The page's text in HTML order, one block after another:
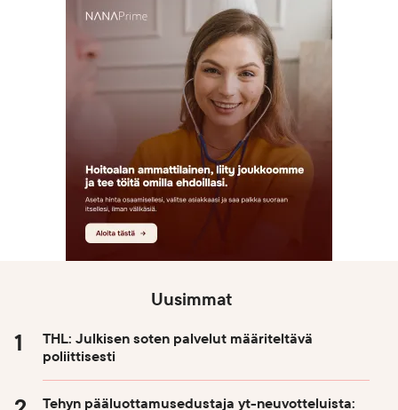
Uusimmat
THL: Julkisen soten palvelut määriteltävä
poliittisesti
Tehyn pääluottamusedustaja yt-neuvotteluista: